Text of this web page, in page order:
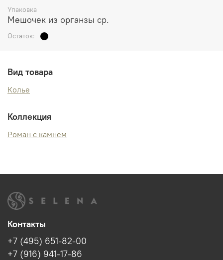
Упаковка
Мешочек из органзы ср.
Остаток:
Вид товара
Колье
Коллекция
Роман с камнем
Контакты
+7 (495) 651-82-00
+7 (916) 941-17-86